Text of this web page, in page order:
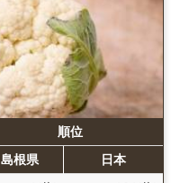
順位
島根県
日本